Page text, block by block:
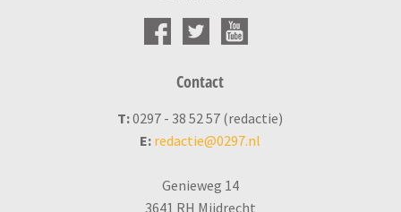
Contact
T:0297 - 38 52 57 (redactie)
E: redactie@0297.nl
Genieweg 14
3641 RH Mijdrecht